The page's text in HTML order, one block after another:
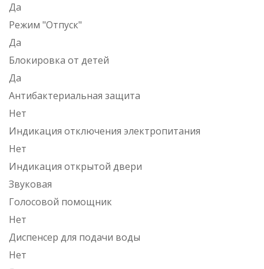
Да
Режим "Отпуск"
Да
Блокировка от детей
Да
Антибактериальная защита
Нет
Индикация отключения электропитания
Нет
Индикация открытой двери
Звуковая
Голосовой помощник
Нет
Диспенсер для подачи воды
Нет